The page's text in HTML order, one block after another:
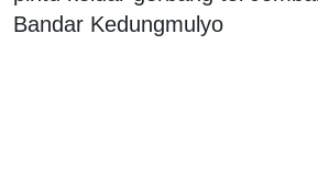
Bandar Kedungmulyo